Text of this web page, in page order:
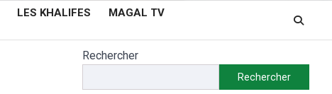
LES KHALIFES
MAGAL TV
Rechercher
Rechercher